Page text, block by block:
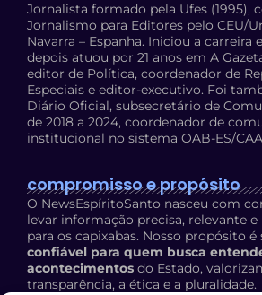
Jornalista formado pela Ufes (1995),
Jornalismo para Editores pelo CEU/
Navarra – Espanha. Iniciou a carreira
depois atuou por 21 anos em A
editor de Política, coordenador de
Especiais e editor-executivo. Foi
Diário Oficial, subsecretário de
de 2018 a 2024, coordenador de
institucional no sistema OAB-ES/
compromisso e propósito
O NewsEspíritoSanto nasceu com
levar informação precisa, relevante
para os capixabas. Nosso propósito é
confiável para quem busca
acontecimentos do Estado,
transparência, a ética e a pluralidade.